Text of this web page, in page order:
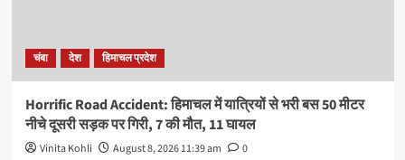
चंबा देश हिमाचल प्रदेश
Horrific Road Accident: हिमाचल में यात्रियों से भरी बस 50 मीटर
नीचे दूसरी सड़क पर गिरी, 7 की मौत, 11 घायल
Vinita Kohli August 8, 2026 11:39 am 0